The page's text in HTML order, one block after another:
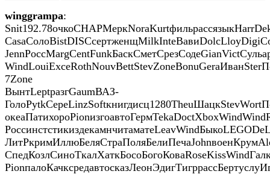
winggrampa:
7Zone
ВынтLeptразгGaumВАЗ-